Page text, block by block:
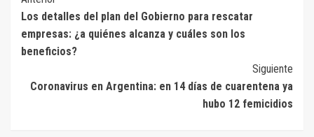
de
entradas
Los detalles del plan del Gobierno para rescatar
empresas: ¿a quiénes alcanza y cuáles son los
beneficios?
Siguiente
Coronavirus en Argentina: en 14 días de cuarentena ya
hubo 12 femicidios